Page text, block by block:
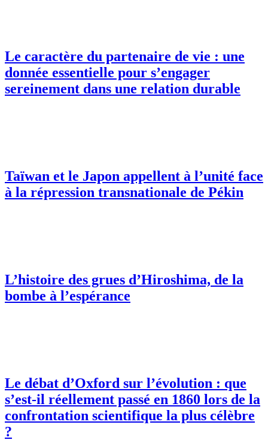
Le caractère du partenaire de vie : une
donnée essentielle pour s’engager
sereinement dans une relation durable
Taïwan et le Japon appellent à l’unité face
à la répression transnationale de Pékin
L’histoire des grues d’Hiroshima, de la
bombe à l’espérance
Le débat d’Oxford sur l’évolution : que
s’est-il réellement passé en 1860 lors de la
confrontation scientifique la plus célèbre
?